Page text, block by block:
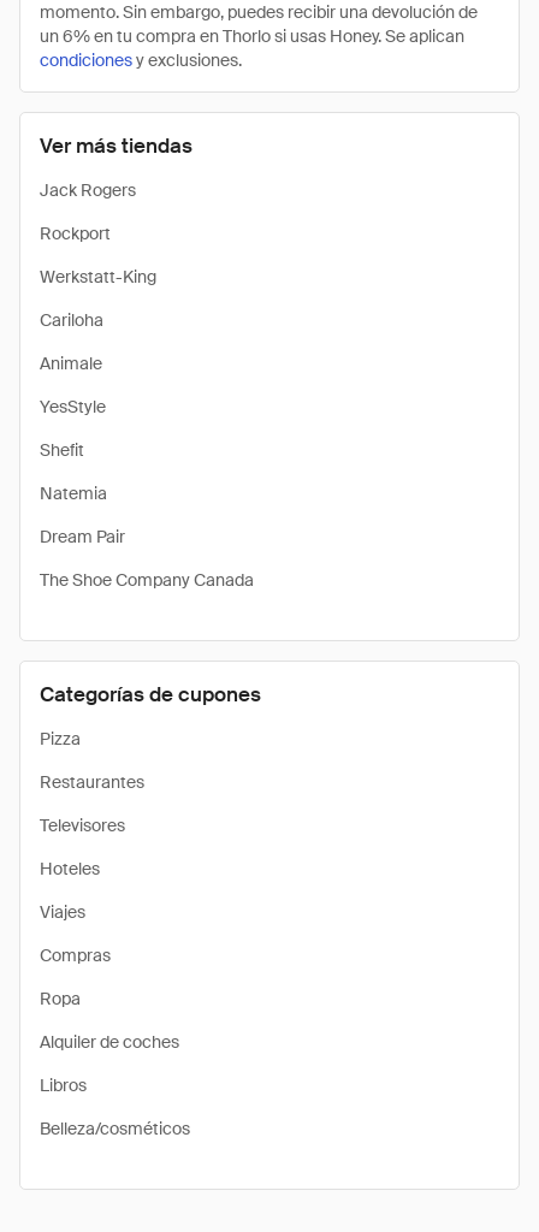
Ver más tiendas
Jack Rogers
Rockport
Werkstatt-King
Cariloha
Animale
YesStyle
Shefit
Natemia
Dream Pair
The Shoe Company Canada
Categorías de cupones
Pizza
Restaurantes
Televisores
Hoteles
Viajes
Compras
Ropa
Alquiler de coches
Libros
Belleza/cosméticos
momento. Sin embargo, puedes recibir una devolución de
un 6% en tu compra en Thorlo si usas Honey. Se aplican
condicionesy exclusiones.